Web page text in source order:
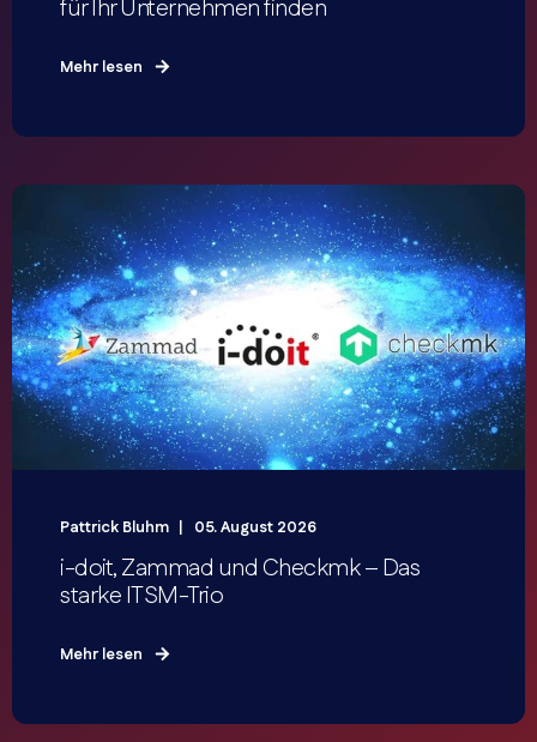
für Ihr Unternehmen finden
Mehr lesen
Pattrick Bluhm 05. August 2026
i-doit, Zammad und Checkmk – Das
starke ITSM-Trio
Mehr lesen